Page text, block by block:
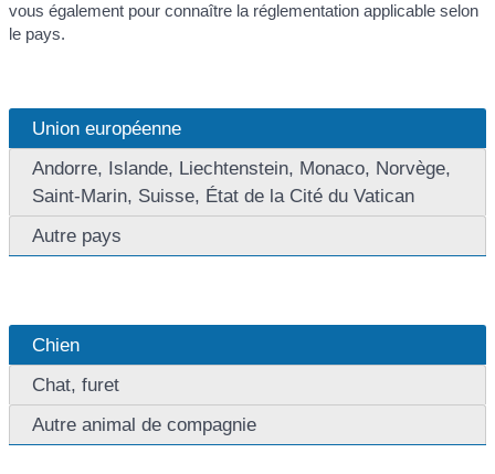
vous également pour connaître la réglementation applicable selon
le pays.
Union européenne
Andorre, Islande, Liechtenstein, Monaco, Norvège,
Saint-Marin, Suisse, État de la Cité du Vatican
Autre pays
Chien
Chat, furet
Autre animal de compagnie